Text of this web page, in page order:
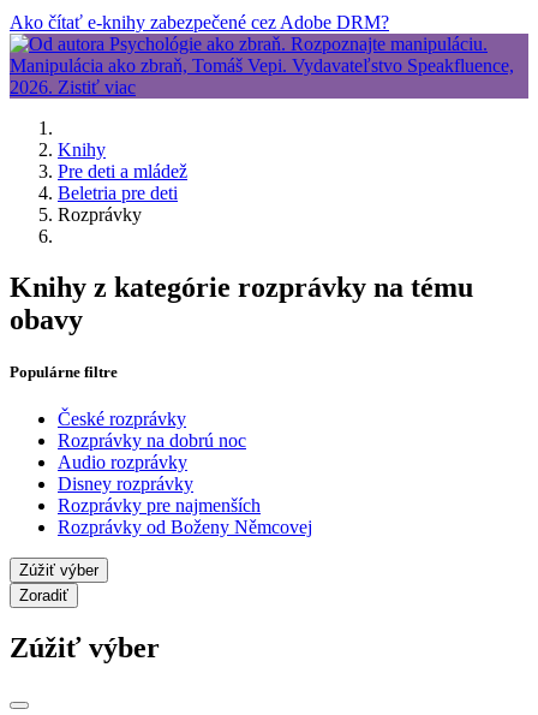
Ako čítať e-knihy zabezpečené cez Adobe DRM?
Knihy
Pre deti a mládež
Beletria pre deti
Rozprávky
Knihy z kategórie rozprávky na tému
obavy
Populárne filtre
České rozprávky
Rozprávky na dobrú noc
Audio rozprávky
Disney rozprávky
Rozprávky pre najmenších
Rozprávky od Boženy Němcovej
Zúžiť výber
Zoradiť
Zúžiť výber